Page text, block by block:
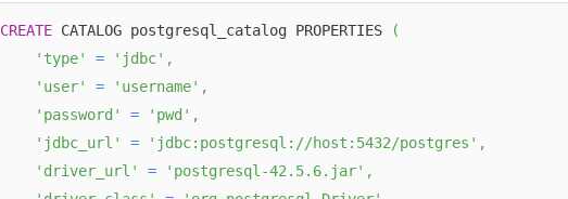
CREATE CATALOG postgresql_catalog PROPERTIES
(
'type'
= 'jdbc' ,
'user'
= 'username' ,
'password'
= 'pwd' ,
'jdbc_url'
= 'jdbc:postgresql://host:5432/postgres' ,
'driver_url'
= 'postgresql-42.5.6.jar' ,